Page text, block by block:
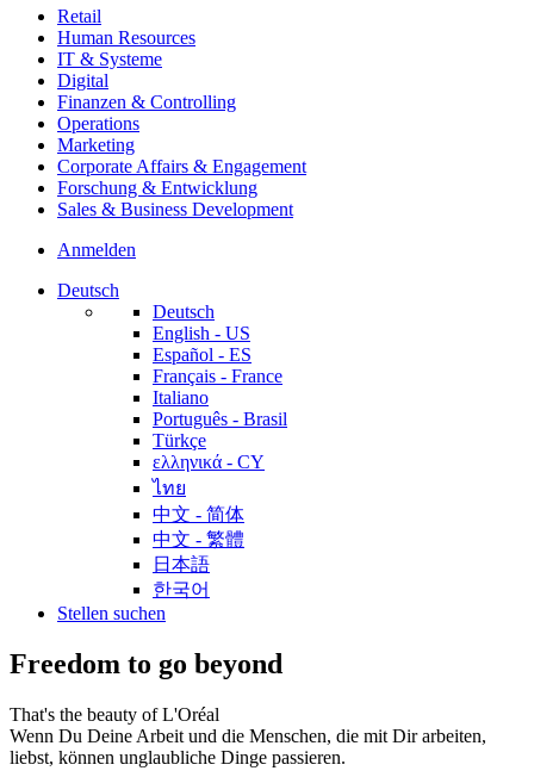
Retail
Human Resources
IT & Systeme
Digital
Finanzen & Controlling
Operations
Marketing
Corporate Affairs & Engagement
Forschung & Entwicklung
Sales & Business Development
Anmelden
Deutsch
Deutsch
English - US
Español - ES
Français - France
Italiano
Português - Brasil
Türkçe
ελληνικά - CY
ไทย
中文 - 简体
中文 - 繁體
日本語
한국어
Stellen suchen
Freedom to go beyond
That's the beauty of L'Oréal
Wenn Du Deine Arbeit und die Menschen, die mit Dir arbeiten,
liebst, können unglaubliche Dinge passieren.